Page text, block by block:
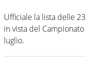
Ufficiale la lista delle
in vista del
luglio.